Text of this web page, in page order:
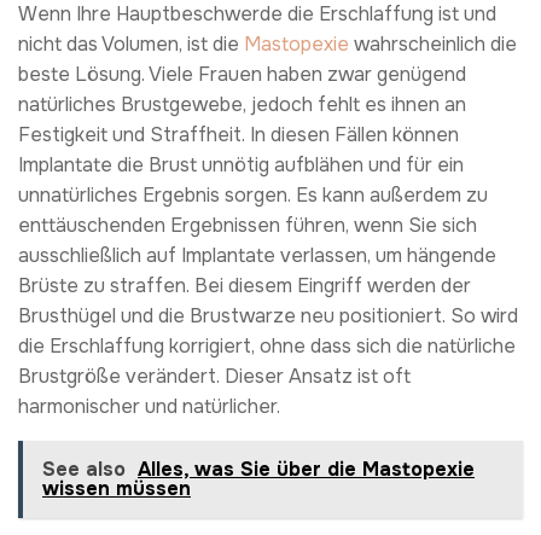
Wenn Ihre Hauptbeschwerde die Erschlaffung ist und
nicht das Volumen, ist die Mastopexie wahrscheinlich die
beste Lösung. Viele Frauen haben zwar genügend
natürliches Brustgewebe, jedoch fehlt es ihnen an
Festigkeit und Straffheit. In diesen Fällen können
Implantate die Brust unnötig aufblähen und für ein
unnatürliches Ergebnis sorgen. Es kann außerdem zu
enttäuschenden Ergebnissen führen, wenn Sie sich
ausschließlich auf Implantate verlassen, um hängende
Brüste zu straffen. Bei diesem Eingriff werden der
Brusthügel und die Brustwarze neu positioniert. So wird
die Erschlaffung korrigiert, ohne dass sich die natürliche
Brustgröße verändert. Dieser Ansatz ist oft
harmonischer und natürlicher.
See also Alles, was Sie über die Mastopexie
wissen müssen